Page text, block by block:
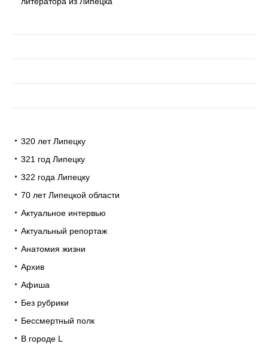
320 лет Липецку
321 год Липецку
322 года Липецку
70 лет Липецкой области
Актуальное интервью
Актуальный репортаж
Анатомия жизни
Архив
Афиша
Без рубрики
Бессмертный полк
В городе L